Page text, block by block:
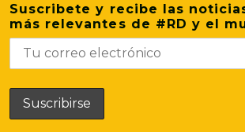
Suscribete y recibe las
más relevantes de #RD y el